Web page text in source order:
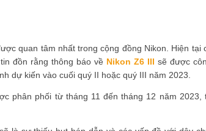
quan tâm nhất trong cộng đồng Nikon. Hiện
đồn rằng thông báo về Nikon Z6 III sẽ được
dự kiến vào cuối quý II hoặc quý III năm 2023.
phân phối từ tháng 11 đến tháng 12 năm